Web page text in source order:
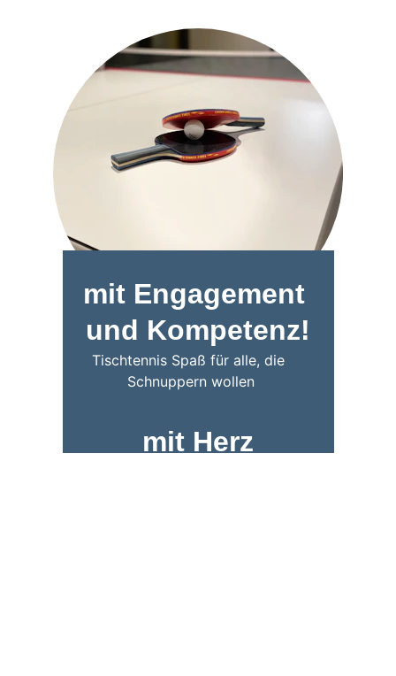
mit Engagement
und Kompetenz!
mit Herz
Tischtennis Spaß für alle, die
Schnuppern wollen